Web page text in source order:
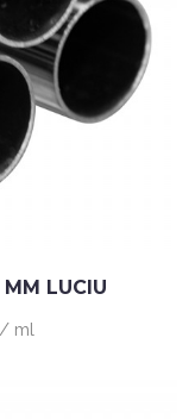
LUCIU
/ ml